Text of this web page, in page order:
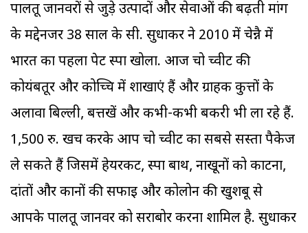
पालतू जानवरों से जुड़े उत्पादों और सेवाओं की बढ़ती मांग
के मद्देनजर 38 साल के सी. सुधाकर ने 2010 में चेन्नै में
भारत का पहला पेट स्पा खोला. आज चो च्वीट की
कोयंबतूर और कोच्चि में शाखाएं हैं और ग्राहक कुत्तों के
अलावा बिल्ली, बत्तखें और कभी-कभी बकरी भी ला रहे हैं.
1,500 रु. खर्च करके आप चो च्वीट का सबसे सस्ता पैकेज
ले सकते हैं जिसमें हेयरकट, स्पा बाथ, नाखूनों को काटना,
दांतों और कानों की सफाई और कोलोन की खुशबू से
आपके पालतू जानवर को सराबोर करना शामिल है. सुधाकर